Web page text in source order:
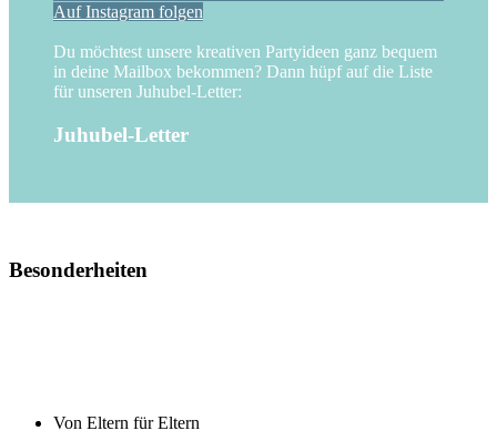
Auf Instagram folgen
Du möchtest unsere kreativen Partyideen ganz bequem
in deine Mailbox bekommen? Dann hüpf auf die Liste
für unseren Juhubel-Letter:
Juhubel-Letter
Besonderheiten
Von Eltern für Eltern